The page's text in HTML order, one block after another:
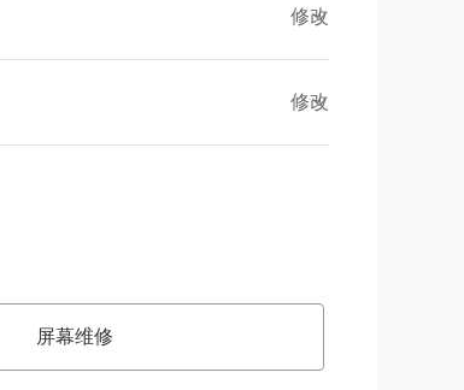
修改
修改
屏幕维修